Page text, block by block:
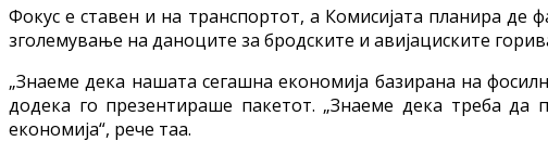
Фокус е ставен и на транспортот, а Комисијата планира
зголемување на даноците за бродските и авијациските
„Знаеме дека нашата сегашна економија базирана на
додека го презентираше пакетот. „Знаеме дека треба
економија“, рече таа.